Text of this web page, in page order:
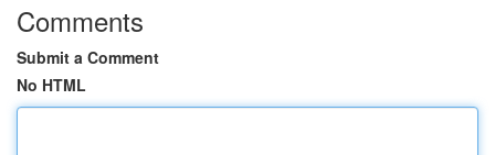
Comments
Submit a Comment
No HTML